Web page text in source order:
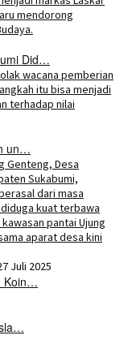
Did…
un…
Juli 2025
Koin…